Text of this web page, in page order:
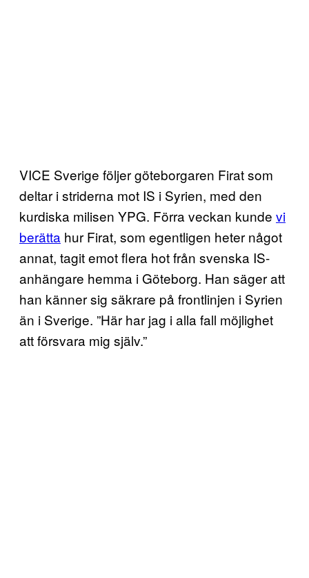
VICE Sverige följer göteborgaren Firat som
deltar i striderna mot IS i Syrien, med den
kurdiska milisen YPG. Förra veckan kunde vi
berätta hur Firat, som egentligen heter något
annat, tagit emot flera hot från svenska IS-
anhängare hemma i Göteborg. Han säger att
han känner sig säkrare på frontlinjen i Syrien
än i Sverige. ”Här har jag i alla fall möjlighet
att försvara mig själv.”